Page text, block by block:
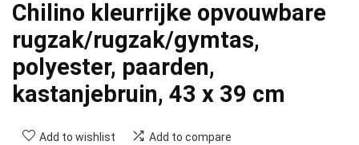
Chilino kleurrijke opvouwbare
rugzak/rugzak/gymtas,
polyester, paarden,
kastanjebruin, 43 x 39 cm
Add to wishlist Add to compare